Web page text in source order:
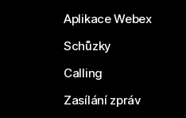
Aplikace Webex
Schůzky
Calling
Zasílání zpráv